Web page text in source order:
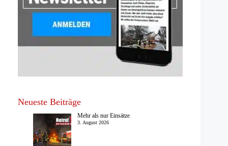
Neueste Beiträge
Mehr als nur Einsätze
3. August 2026